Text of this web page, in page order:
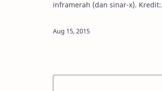
inframerah (dan sinar-x). Kredit:
Black Hole atau Lubang Hitam